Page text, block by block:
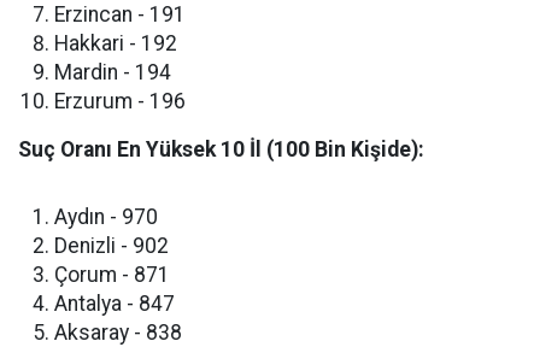
​Erzincan - 191
​Hakkari - 192
​Mardin - 194
​Erzurum - 196
Suç Oranı En Yüksek 10 İl (100 Bin Kişide):
​Aydın - 970
​Denizli - 902
​Çorum - 871
​Antalya - 847
​Aksaray - 838